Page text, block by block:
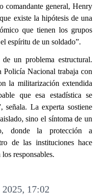
comandante general, Henry
existe la hipótesis de una
que tienen los grupos
espíritu de un soldado”.
un problema estructural.
Policía Nacional trabaja con
la militarización extendida
que esa estadística se
señala. La experta sostiene
sino el síntoma de un
donde la protección a
de las instituciones hace
responsables.
17:02